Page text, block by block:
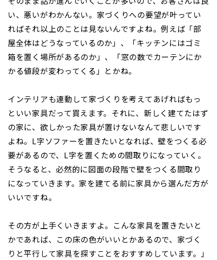
い、悪いがわかんない。家づくりへの要望が叶ってい
ればそれ以上のことは見ないんですよね。例えば「部
屋全体はどうなっているのか」、「キッチンにはゴミ
箱を置く場所があるのか」、「窓の数でカーテンにか
かる値段が変わってくる」とかね。
インテリアも連動して家づくりを考えてあげればもっ
といい家具だって買えます。それに、新しく建てたはず
の家に、欲しかった家具が置けないなんて悲しいです
よね。L字ソファーを置きたいとなれば、壁をつくる必
要があるので、L字を置くための間取りになっていく。
そうなると、必然的に図面の段階で壁をつくる間取り
になっていきます。家を建てる前に家具から選んだ方が
いいですね。
その方が上手くいきますよ。こんな家具を置きたいと
かであれば、この床の色がいいとかあるので、家づく
りと平行して家具を探すことをおすすめしています。」